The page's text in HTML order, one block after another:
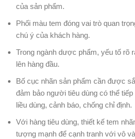
của sản phẩm.
Phối màu tem đóng vai trò quan
chú ý của khách hàng.
Trong ngành dược phẩm, yếu tố rõ
lên hàng đầu.
Bố cục nhãn sản phẩm cần được
đảm bảo người tiêu dùng có thể
liều dùng, cảnh báo, chống chỉ định.
Với hàng tiêu dùng, thiết kế tem
tượng mạnh để cạnh tranh với vô